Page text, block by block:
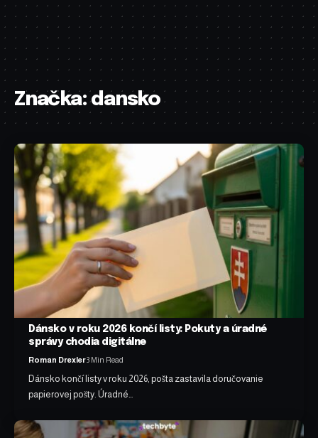
Značka:dansko
Dánsko v roku 2026 končí listy: Pokuty a úradné
správy chodia digitálne
Roman Drexler3 Min Read
Dánsko končí listy v roku 2026, pošta zastavila doručovanie
papierovej pošty. Úradné…